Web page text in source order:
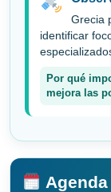
Grecia
identificar
Por qué
mejora las